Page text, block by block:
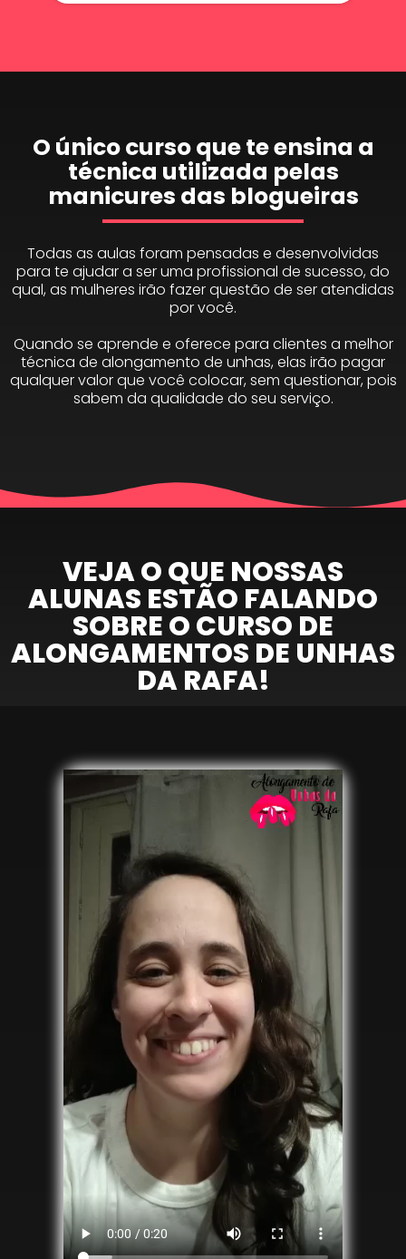
O único curso que te ensina a
técnica utilizada pelas
manicures das blogueiras
Todas as aulas foram pensadas e desenvolvidas
para te ajudar a ser uma profissional de sucesso, do
qual, as mulheres irão fazer questão de ser atendidas
por você.
Quando se aprende e oferece para clientes a melhor
técnica de alongamento de unhas, elas irão pagar
qualquer valor que você colocar, sem questionar, pois
sabem da qualidade do seu serviço.
VEJA O QUE NOSSAS
ALUNAS ESTÃO FALANDO
SOBRE O CURSO DE
ALONGAMENTOS DE UNHAS
DA RAFA!